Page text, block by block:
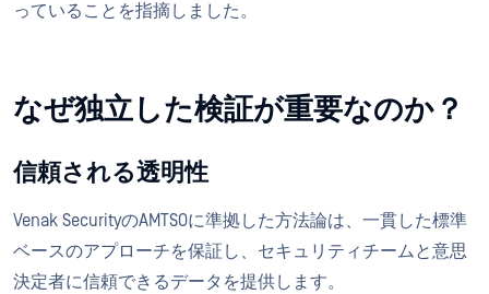
っていることを指摘しました。
なぜ独立した検証が重要なのか？
信頼される透明性
Venak SecurityのAMTSOに準拠した方法論は、一貫した標準
ベースのアプローチを保証し、セキュリティチームと意思
決定者に信頼できるデータを提供します。